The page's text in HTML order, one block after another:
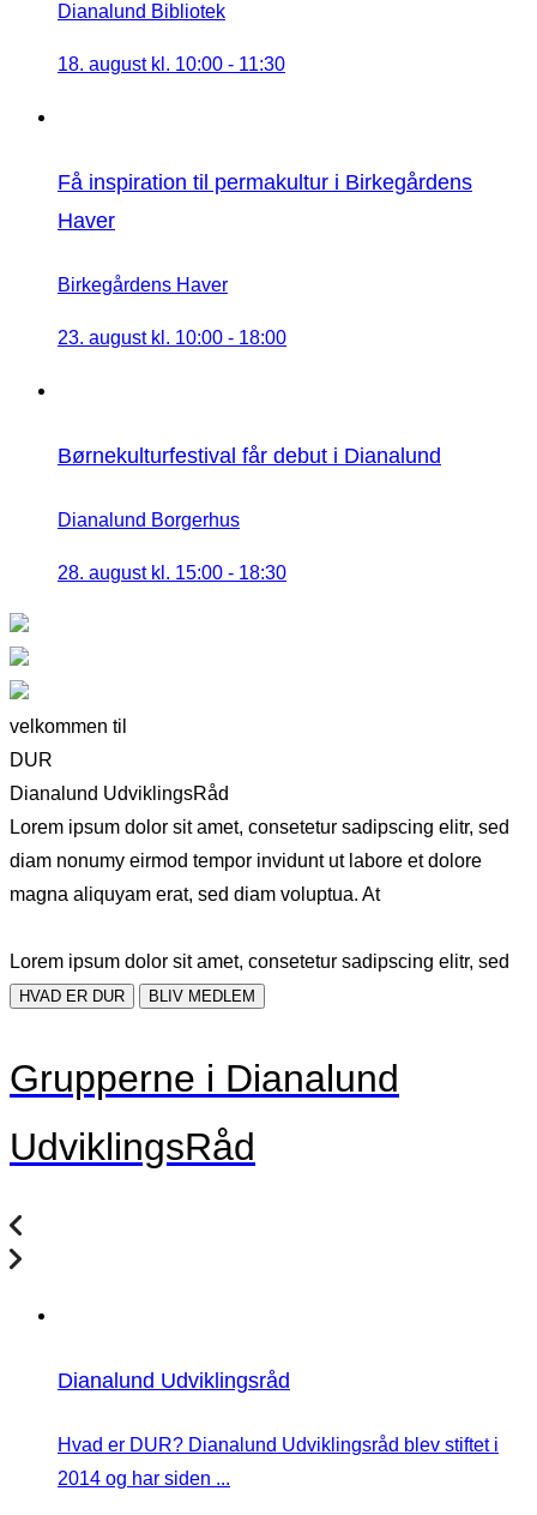
Dianalund Bibliotek
18. august kl. 10:00 - 11:30
Få inspiration til permakultur i Birkegårdens
Haver
Birkegårdens Haver
23. august kl. 10:00 - 18:00
Børnekulturfestival får debut i Dianalund
Dianalund Borgerhus
28. august kl. 15:00 - 18:30
velkommen til
DUR
Dianalund UdviklingsRåd
Lorem ipsum dolor sit amet, consetetur sadipscing elitr, sed
diam nonumy eirmod tempor invidunt ut labore et dolore
magna aliquyam erat, sed diam voluptua. At
Lorem ipsum dolor sit amet, consetetur sadipscing elitr, sed
HVAD ER DUR BLIV MEDLEM
Grupperne i Dianalund
UdviklingsRåd
Dianalund Udviklingsråd
Hvad er DUR? Dianalund Udviklingsråd blev stiftet i
2014 og har siden ...